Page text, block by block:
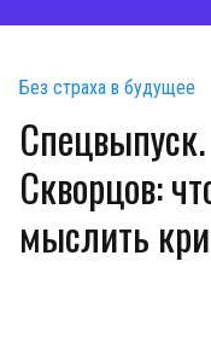
Без страха в будущее
Скворцов:
мыслить